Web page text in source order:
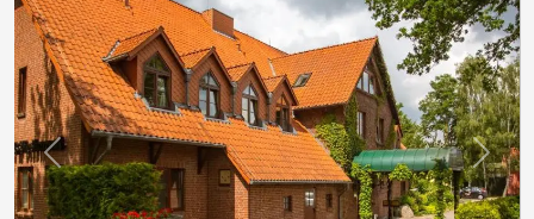
Previous Next